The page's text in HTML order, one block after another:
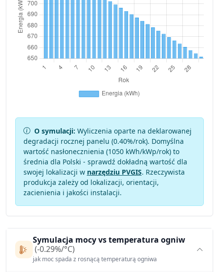
O symulacji: Wyliczenia oparte na deklarowanej
degradacji rocznej panelu (0.40%/rok). Domyślna
wartość nasłonecznienia (1050 kWh/kWp/rok) to
średnia dla Polski - sprawdź dokładną wartość dla
swojej lokalizacji w narzędziu PVGIS. Rzeczywista
produkcja zależy od lokalizacji, orientacji,
zacienienia i jakości instalacji.
Symulacja mocy vs temperatura ogniw
(-0.29%/°C)
jak moc spada z rosnącą temperaturą ogniwa